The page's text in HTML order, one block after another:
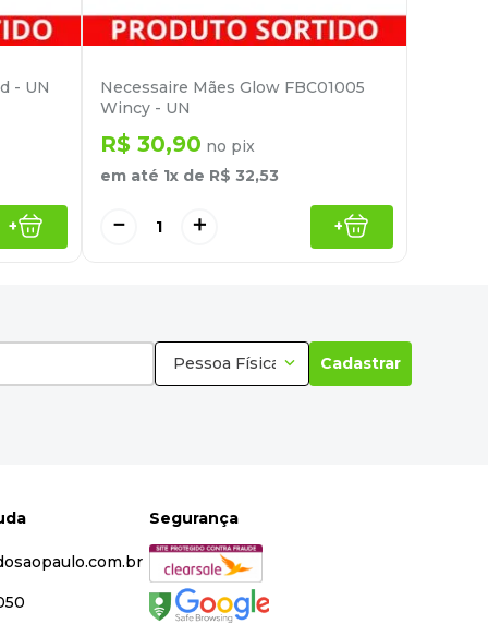
- UN
+
Necessaire Mães Glow FBC01005
Wincy - UN
R$ 30,90 no pix
em até 1x de R$ 32,53
＋
－ +
Pessoa Física Cadastrar
Segurança